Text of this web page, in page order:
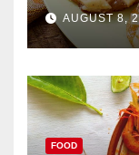
AUGUST 8,
FOOD